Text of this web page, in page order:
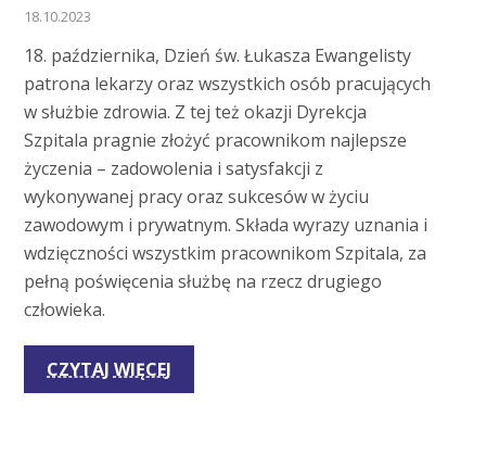
18.10.2023
18. października, Dzień św. Łukasza Ewangelisty
patrona lekarzy oraz wszystkich osób pracujących
w służbie zdrowia. Z tej też okazji Dyrekcja
Szpitala pragnie złożyć pracownikom najlepsze
życzenia – zadowolenia i satysfakcji z
wykonywanej pracy oraz sukcesów w życiu
zawodowym i prywatnym. Składa wyrazy uznania i
wdzięczności wszystkim pracownikom Szpitala, za
pełną poświęcenia służbę na rzecz drugiego
człowieka.
CZYTAJ WIĘCEJ